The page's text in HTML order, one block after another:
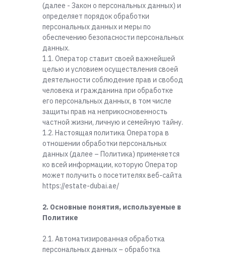
(далее - Закон о персональных данных) и
определяет порядок обработки
персональных данных и меры по
обеспечению безопасности персональных
данных.
1.1. Оператор ставит своей важнейшей
целью и условием осуществления своей
деятельности соблюдение прав и свобод
человека и гражданина при обработке
его персональных данных, в том числе
защиты прав на неприкосновенность
частной жизни, личную и семейную тайну.
1.2. Настоящая политика Оператора в
отношении обработки персональных
данных (далее – Политика) применяется
ко всей информации, которую Оператор
может получить о посетителях веб-сайта
https://estate-dubai.ae/
2. Основные понятия, используемые в
Политике
2.1. Автоматизированная обработка
персональных данных – обработка